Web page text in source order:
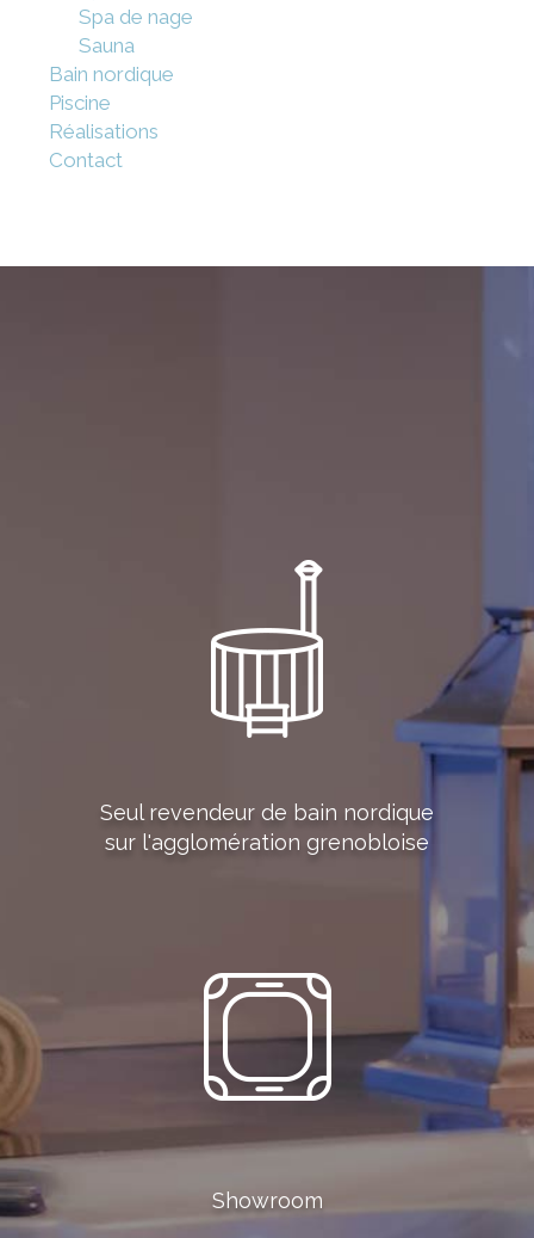
Spa de nage
Sauna
Bain nordique
Piscine
Réalisations
Contact
Seul revendeur de bain nordique
sur l'agglomération grenobloise
Showroom